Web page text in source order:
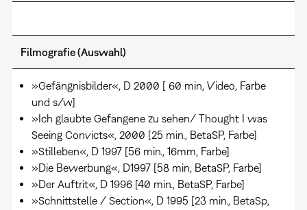
Filmografie (Auswahl)
»Gefängnisbilder«, D 2000 [ 60 min, Video, Farbe
und s/w]
»Ich glaubte Gefangene zu sehen/ Thought I was
Seeing Convicts«, 2000 [25 min., BetaSP, Farbe]
»Stilleben«, D 1997 [56 min., 16mm, Farbe]
»Die Bewerbung«, D1997 [58 min, BetaSP, Farbe]
»Der Auftrit«, D 1996 [40 min., BetaSP, Farbe]
»Schnittstelle / Section«, D 1995 [23 min., BetaSp,